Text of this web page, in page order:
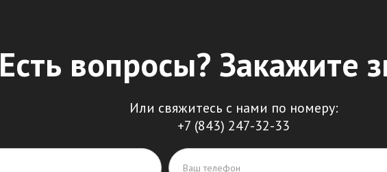
Есть вопросы? Закажите
Или свяжитесь с нами по номеру:
+7 (843) 247-32-33